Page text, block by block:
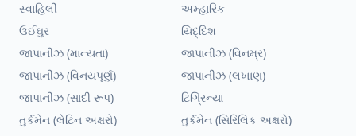
સ્વાહિલી
અમ્હારિક
ઉઈઘુર
યિદ્દિશ
જાપાનીઝ (માન્યતા)
જાપાનીઝ (વિનમ્ર)
જાપાનીઝ (વિનયપૂર્ણ)
જાપાનીઝ (લખાણ)
જાપાનીઝ (સાદી રૂપ)
ટિગ્રિન્યા
તુર્કમેન (લેટિન અક્ષરો)
તુર્કમેન (સિરિલિક અક્ષરો)